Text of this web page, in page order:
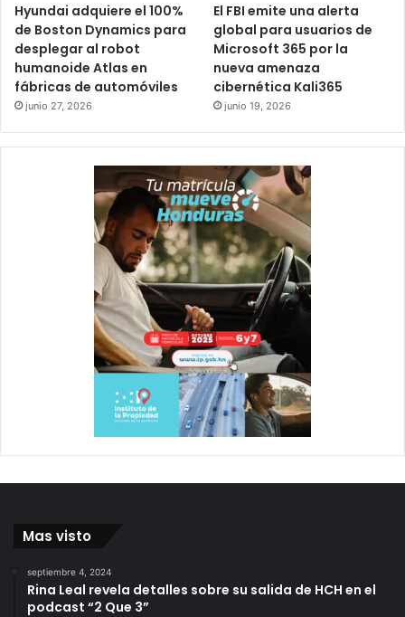
Hyundai adquiere el 100%
de Boston Dynamics para
desplegar al robot
humanoide Atlas en
fábricas de automóviles
junio 27, 2026
El FBI emite una alerta
global para usuarios de
Microsoft 365 por la
nueva amenaza
cibernética Kali365
junio 19, 2026
Mas visto
septiembre 4, 2024
Rina Leal revela detalles sobre su salida de HCH en el
podcast “2 Que 3”